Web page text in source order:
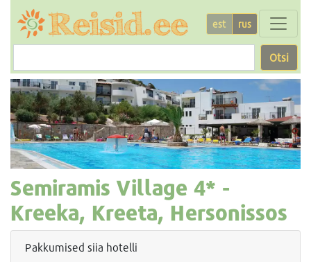
est rus
Otsi
Semiramis Village 4* -
Kreeka, Kreeta, Hersonissos
Pakkumised siia hotelli